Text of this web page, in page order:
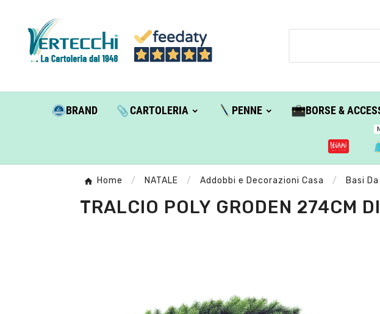
BRAND CARTOLERIA PENNE BORSE &
Home NATALE Addobbi e Decorazioni Casa Basi
TRALCIO POLY GRODEN 274CM